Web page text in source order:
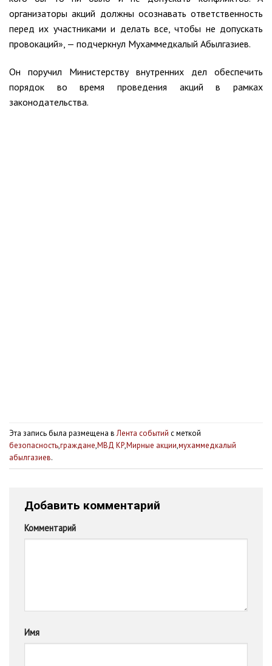
организаторы акций должны осознавать ответственность
перед их участниками и делать все, чтобы не допускать
провокаций», — подчеркнул Мухаммедкалый Абылгазиев.
Он поручил Министерству внутренних дел обеспечить
порядок во время проведения акций в рамках
законодательства.
Эта запись была размещена вЛента событий с меткой
безопасность,граждане,МВД КР,Мирные акции,мухаммедкалый
абылгазиев.
Добавить комментарий
Комментарий
Имя